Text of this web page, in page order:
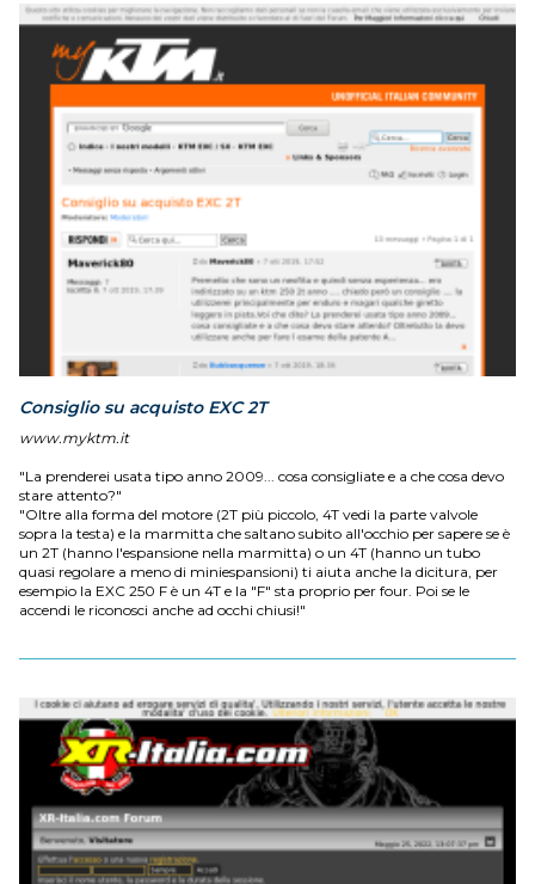
Consiglio su acquisto EXC 2T
www.myktm.it
"La prenderei usata tipo anno 2009... cosa consigliate e a che cosa devo
stare attento?"
"Oltre alla forma del motore (2T più piccolo, 4T vedi la parte valvole
sopra la testa) e la marmitta che saltano subito all'occhio per sapere se è
un 2T (hanno l'espansione nella marmitta) o un 4T (hanno un tubo
quasi regolare a meno di miniespansioni) ti aiuta anche la dicitura, per
esempio la EXC 250 F è un 4T e la "F" sta proprio per four. Poi se le
accendi le riconosci anche ad occhi chiusi!"